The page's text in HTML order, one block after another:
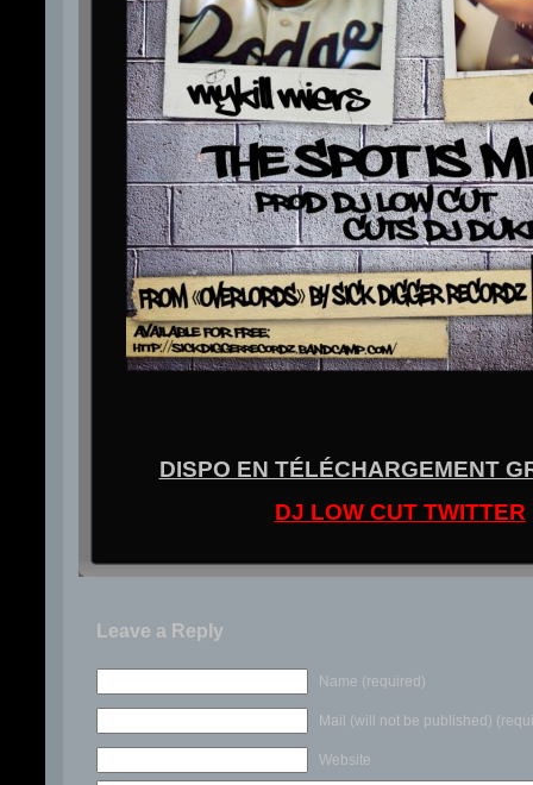
DISPO EN TÉLÉCHARGEMENT
DJ LOW CUT TWITTER
Leave a Reply
Name (required)
Mail (will not be published)
Website